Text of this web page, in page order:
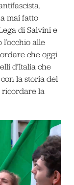
mai fatto
di Salvini e
alle
che oggi
d’Italia che
la storia del
ricordare la